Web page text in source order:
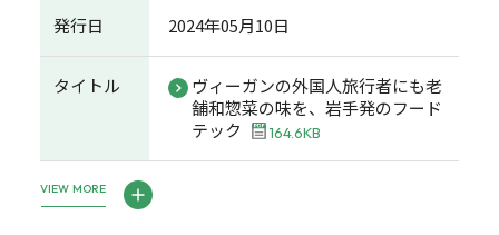
発行日 2024年05月10日
タイトル
ヴィーガンの外国人旅行者にも老
舗和惣菜の味を、岩手発のフード
テック
164.6KB
VIEW MORE